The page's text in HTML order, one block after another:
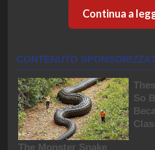
Continua a